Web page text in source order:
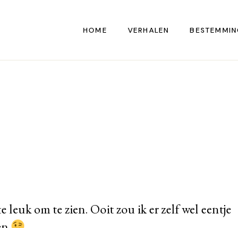
HOME VERHALEN
leuk om te zien. Ooit zou ik er zelf wel eentje